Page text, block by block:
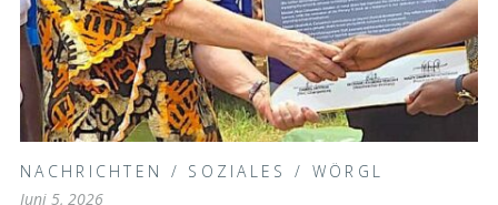
NACHRICHTEN / SOZIALES / WÖRGL
Juni 5, 2026